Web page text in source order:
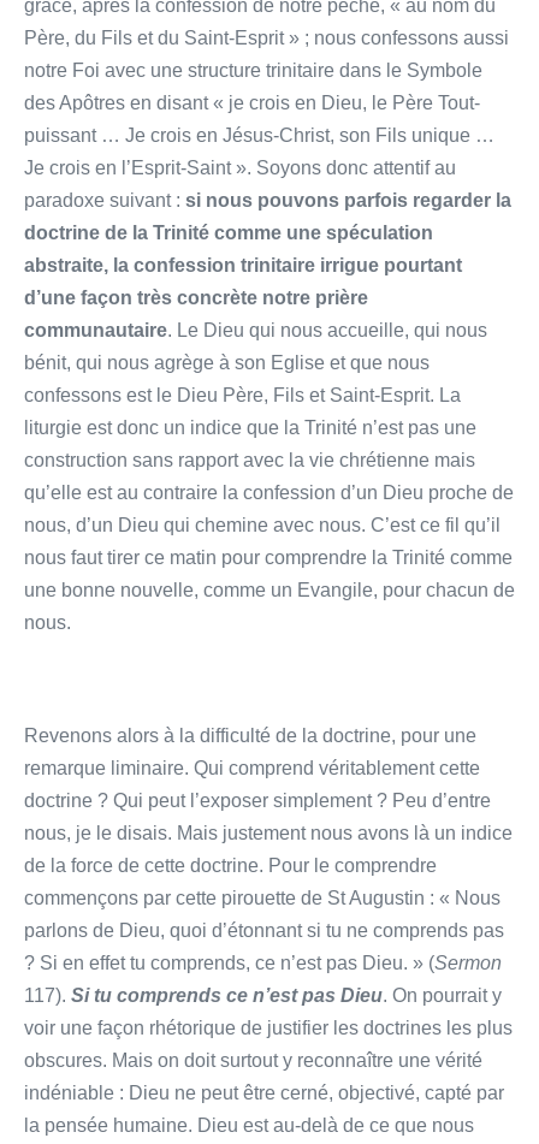
grâce, après la confession de notre péché, « au nom du
Père, du Fils et du Saint-Esprit » ; nous confessons aussi
notre Foi avec une structure trinitaire dans le Symbole
des Apôtres en disant « je crois en Dieu, le Père Tout-
puissant … Je crois en Jésus-Christ, son Fils unique …
Je crois en l’Esprit-Saint ». Soyons donc attentif au
paradoxe suivant : si nous pouvons parfois regarder la
doctrine de la Trinité comme une spéculation
abstraite, la confession trinitaire irrigue pourtant
d’une façon très concrète notre prière
communautaire. Le Dieu qui nous accueille, qui nous
bénit, qui nous agrège à son Eglise et que nous
confessons est le Dieu Père, Fils et Saint-Esprit. La
liturgie est donc un indice que la Trinité n’est pas une
construction sans rapport avec la vie chrétienne mais
qu’elle est au contraire la confession d’un Dieu proche de
nous, d’un Dieu qui chemine avec nous. C’est ce fil qu’il
nous faut tirer ce matin pour comprendre la Trinité comme
une bonne nouvelle, comme un Evangile, pour chacun de
nous.
Revenons alors à la difficulté de la doctrine, pour une
remarque liminaire. Qui comprend véritablement cette
doctrine ? Qui peut l’exposer simplement ? Peu d’entre
nous, je le disais. Mais justement nous avons là un indice
de la force de cette doctrine. Pour le comprendre
commençons par cette pirouette de St Augustin : « Nous
parlons de Dieu, quoi d’étonnant si tu ne comprends pas
? Si en effet tu comprends, ce n’est pas Dieu. » (Sermon
117). Si tu comprends ce n’est pas Dieu. On pourrait y
voir une façon rhétorique de justifier les doctrines les plus
obscures. Mais on doit surtout y reconnaître une vérité
indéniable : Dieu ne peut être cerné, objectivé, capté par
la pensée humaine. Dieu est au-delà de ce que nous